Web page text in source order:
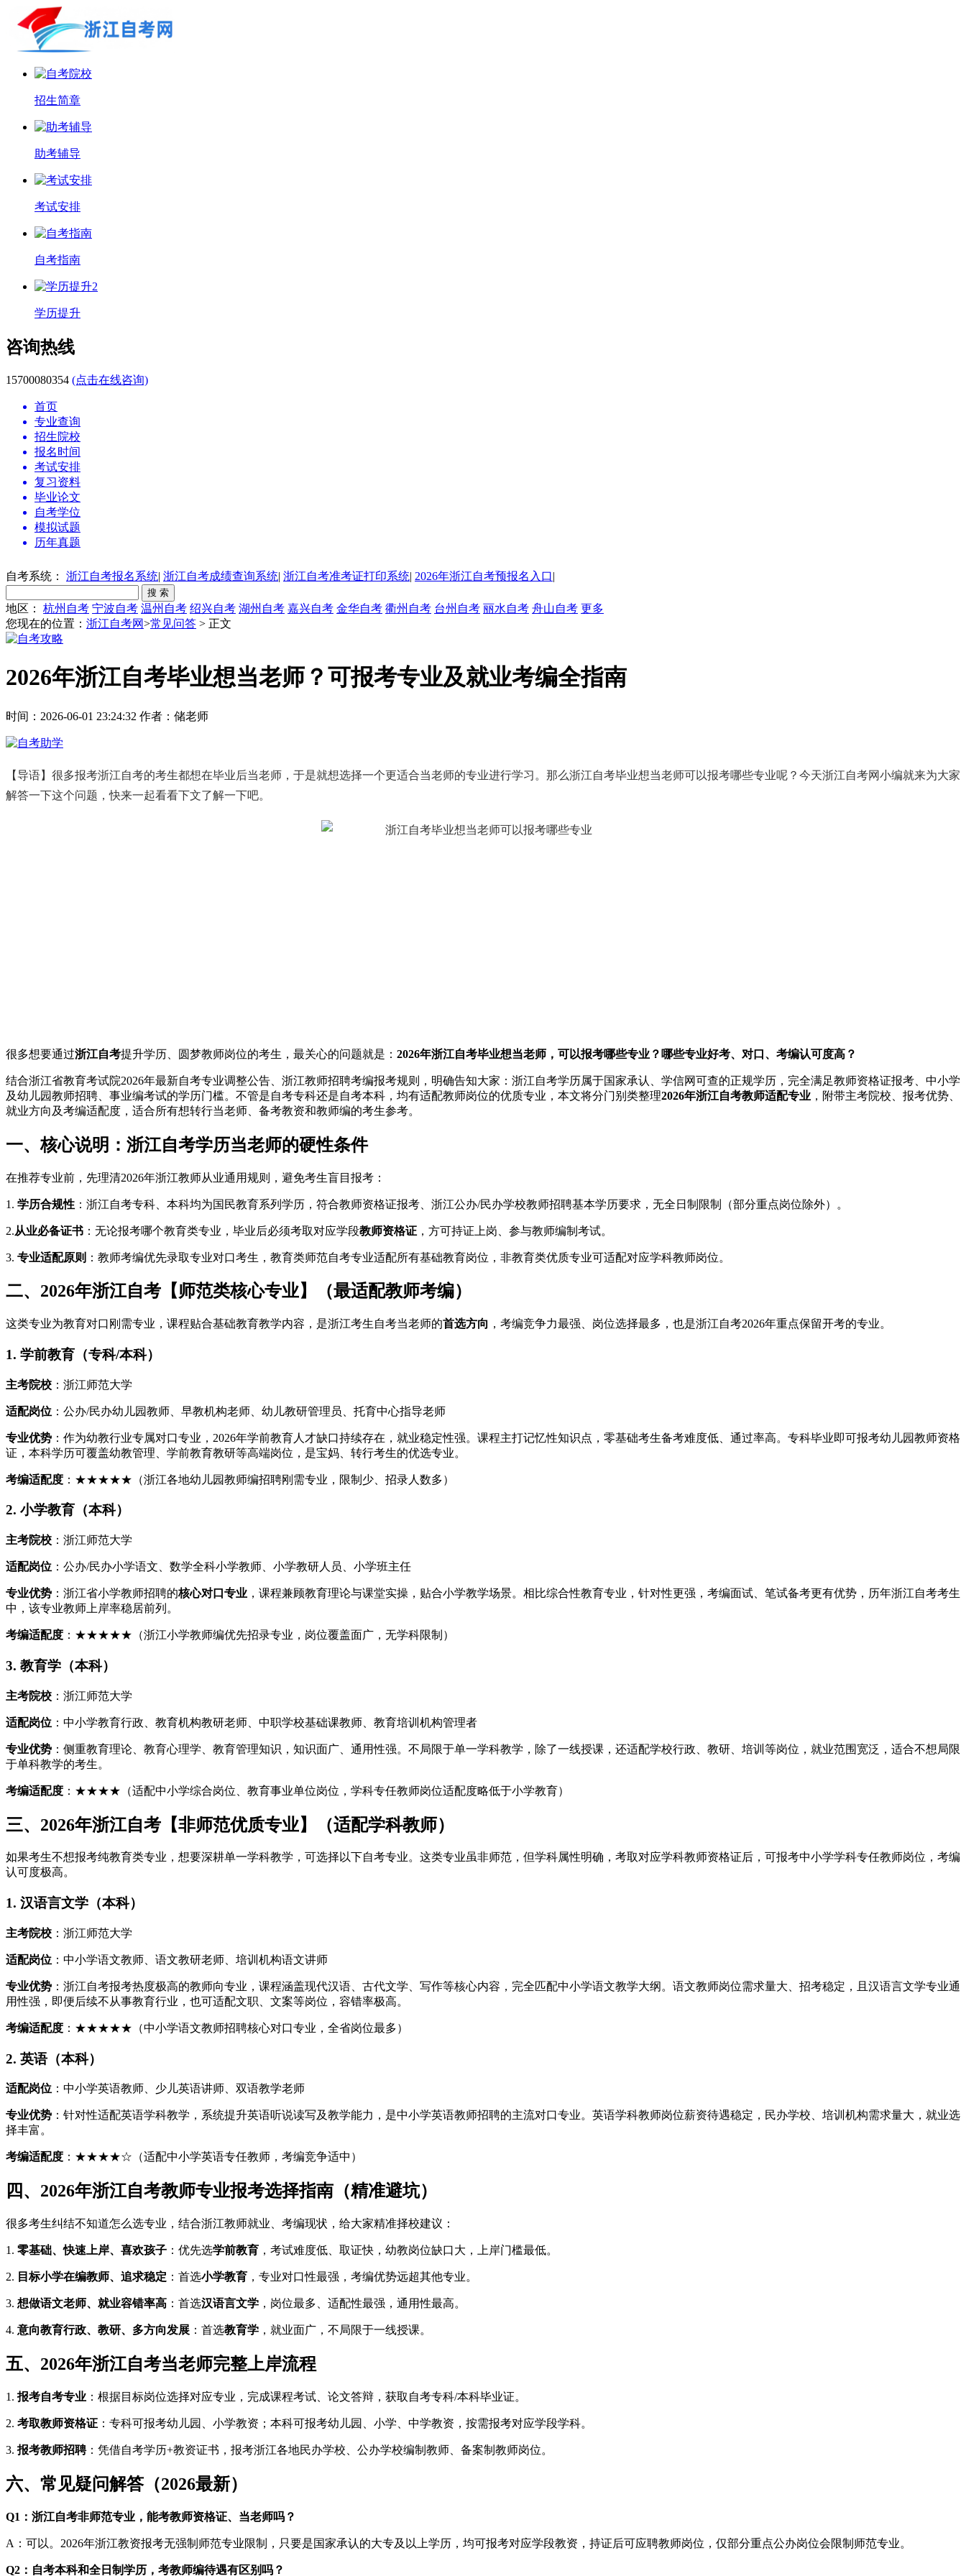
招生简章
助考辅导
考试安排
自考指南
学历提升
咨询热线
15700080354 (点击在线咨询)
首页
专业查询
招生院校
报名时间
考试安排
复习资料
毕业论文
自考学位
模拟试题
历年真题
自考系统： 浙江自考报名系统| 浙江自考成绩查询系统| 浙江自考准考证打印系统| 2026年浙江自考预报名入口|
地区： 杭州自考 宁波自考 温州自考 绍兴自考 湖州自考 嘉兴自考 金华自考 衢州自考 台州自考 丽水自考 舟山自考 更多
您现在的位置： 浙江自考网>常见问答 > 正文
2026年浙江自考毕业想当老师？可报考专业及就业考编全指南
时间：2026-06-01 23:24:32 作者：储老师
【导语】很多报考浙江自考的考生都想在毕业后当老师，于是就想选择一个更适合当老师的专业进行学习。那么浙江自考毕业想当老师可以报考哪些专业呢？今天浙江自考网小编就来为大家
解答一下这个问题，快来一起看看下文了解一下吧。
很多想要通过浙江自考提升学历、圆梦教师岗位的考生，最关心的问题就是： 2026年浙江自考毕业想当老师，可以报考哪些专业？哪些专业好考、对口、考编认可度高？
结合浙江省教育考试院2026年最新自考专业调整公告、浙江教师招聘考编报考规则，明确告知大家：浙江自考学历属于国家承认、学信网可查的正规学历，完全满足教师资格证报考、中小学
及幼儿园教师招聘、事业编考试的学历门槛。不管是自考专科还是自考本科，均有适配教师岗位的优质专业，本文将分门别类整理2026年浙江自考教师适配专业 ，附带主考院校、报考优势、
就业方向及考编适配度，适合所有想转行当老师、备考教资和教师编的考生参考。
一、核心说明：浙江自考学历当老师的硬性条件
在推荐专业前，先理清2026年浙江教师从业通用规则，避免考生盲目报考：
1. 学历合规性 ：浙江自考专科、本科均为国民教育系列学历，符合教师资格证报考、浙江公办/民办学校教师招聘基本学历要求，无全日制限制（部分重点岗位除外）。
2.从业必备证书 ：无论报考哪个教育类专业，毕业后必须考取对应学段教师资格证 ，方可持证上岗、参与教师编制考试。
3. 专业适配原则 ：教师考编优先录取专业对口考生，教育类师范自考专业适配所有基础教育岗位，非教育类优质专业可适配对应学科教师岗位。
二、2026年浙江自考【师范类核心专业】（最适配教师考编）
这类专业为教育对口刚需专业，课程贴合基础教育教学内容，是浙江考生自考当老师的首选方向 ，考编竞争力最强、岗位选择最多，也是浙江自考2026年重点保留开考的专业。
1. 学前教育（专科/本科）
主考院校 ：浙江师范大学
适配岗位 ：公办/民办幼儿园教师、早教机构老师、幼儿教研管理员、托育中心指导老师
专业优势 ：作为幼教行业专属对口专业，2026年学前教育人才缺口持续存在，就业稳定性强。课程主打记忆性知识点，零基础考生备考难度低、通过率高。专科毕业即可报考幼儿园教师资格
证，本科学历可覆盖幼教管理、学前教育教研等高端岗位，是宝妈、转行考生的优选专业。
考编适配度 ：★★★★★（浙江各地幼儿园教师编招聘刚需专业，限制少、招录人数多）
2. 小学教育（本科）
主考院校 ：浙江师范大学
适配岗位 ：公办/民办小学语文、数学全科小学教师、小学教研人员、小学班主任
专业优势 ：浙江省小学教师招聘的核心对口专业 ，课程兼顾教育理论与课堂实操，贴合小学教学场景。相比综合性教育专业，针对性更强，考编面试、笔试备考更有优势，历年浙江自考考生
中，该专业教师上岸率稳居前列。
考编适配度 ：★★★★★（浙江小学教师编优先招录专业，岗位覆盖面广，无学科限制）
3. 教育学（本科）
主考院校 ：浙江师范大学
适配岗位 ：中小学教育行政、教育机构教研老师、中职学校基础课教师、教育培训机构管理者
专业优势 ：侧重教育理论、教育心理学、教育管理知识，知识面广、通用性强。不局限于单一学科教学，除了一线授课，还适配学校行政、教研、培训等岗位，就业范围宽泛，适合不想局限
于单科教学的考生。
考编适配度 ：★★★★（适配中小学综合岗位、教育事业单位岗位，学科专任教师岗位适配度略低于小学教育）
三、2026年浙江自考【非师范优质专业】（适配学科教师）
如果考生不想报考纯教育类专业，想要深耕单一学科教学，可选择以下自考专业。这类专业虽非师范，但学科属性明确，考取对应学科教师资格证后，可报考中小学学科专任教师岗位，考编
认可度极高。
1. 汉语言文学（本科）
主考院校 ：浙江师范大学
适配岗位 ：中小学语文教师、语文教研老师、培训机构语文讲师
专业优势 ：浙江自考报考热度极高的教师向专业，课程涵盖现代汉语、古代文学、写作等核心内容，完全匹配中小学语文教学大纲。语文教师岗位需求量大、招考稳定，且汉语言文学专业通
用性强，即便后续不从事教育行业，也可适配文职、文案等岗位，容错率极高。
考编适配度 ：★★★★★（中小学语文教师招聘核心对口专业，全省岗位最多）
2. 英语（本科）
适配岗位 ：中小学英语教师、少儿英语讲师、双语教学老师
专业优势 ：针对性适配英语学科教学，系统提升英语听说读写及教学能力，是中小学英语教师招聘的主流对口专业。英语学科教师岗位薪资待遇稳定，民办学校、培训机构需求量大，就业选
择丰富。
考编适配度 ：★★★★☆（适配中小学英语专任教师，考编竞争适中）
四、2026年浙江自考教师专业报考选择指南（精准避坑）
很多考生纠结不知道怎么选专业，结合浙江教师就业、考编现状，给大家精准择校建议：
1. 零基础、快速上岸、喜欢孩子 ：优先选学前教育 ，考试难度低、取证快，幼教岗位缺口大，上岸门槛最低。
2. 目标小学在编教师、追求稳定 ：首选小学教育 ，专业对口性最强，考编优势远超其他专业。
3. 想做语文老师、就业容错率高 ：首选汉语言文学 ，岗位最多、适配性最强，通用性最高。
4. 意向教育行政、教研、多方向发展 ：首选教育学 ，就业面广，不局限于一线授课。
五、2026年浙江自考当老师完整上岸流程
1. 报考自考专业 ：根据目标岗位选择对应专业，完成课程考试、论文答辩，获取自考专科/本科毕业证。
2. 考取教师资格证 ：专科可报考幼儿园、小学教资；本科可报考幼儿园、小学、中学教资，按需报考对应学段学科。
3. 报考教师招聘：凭借自考学历+教资证书，报考浙江各地民办学校、公办学校编制教师、备案制教师岗位。
六、常见疑问解答（2026最新）
Q1：浙江自考非师范专业，能考教师资格证、当老师吗？
A：可以。2026年浙江教资报考无强制师范专业限制，只要是国家承认的大专及以上学历，均可报考对应学段教资，持证后可应聘教师岗位，仅部分重点公办岗位会限制师范专业。
Q2：自考本科和全日制学历，考教师编待遇有区别吗？